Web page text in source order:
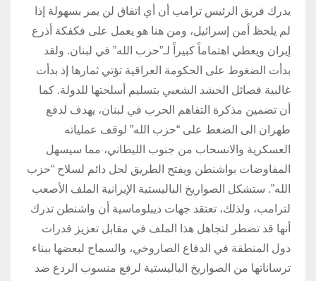
يدرك فريق الرئيس ترامب أن أي اتفاق لن يمر بسهولة إذا
لم يلحظ أمن إسرائيل، ومن هنا هو يعمل على فكفكة أذرع
إيران ويعطي اهتماماً كبيراً لـ”حزب الله” في لبنان. ولقد
بدأت الضغوط على الحكومة العراقية تؤتي ثمارها إذ بدأت
غالبية فصائل الحشد الشعبي بتسليم أسلحتها للدولة. كما
أن تضمين مذكرة التفاهم الحرب في لبنان، يهدف لدفع
طهران الى الضغط على “حزب الله” لوقف عملياته
العسكرية والانسحاب من جنوب الليطاني، مما سيسهل
المفاوضات بواشنطن ويفتح الطريق لحل دائم لسلاح “حزب
الله”. ستشكل الصواريخ الباليستية الإيرانية الملف الأصعب
لترامب، ولذلك، تعتقد جهات ديبلوماسية أن واشنطن تدرك
أنها قد تضطر لتجاهل هذا الملف في مقابل تعزيز قدرات
دول المنطقة في الدفاع الصاروخي، والسماح لبعضها ببناء
ترساناتها من الصواريخ الباليستية لرفع منسوب الردع ضد